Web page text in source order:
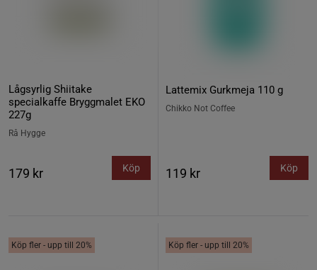
Lågsyrlig Shiitake
specialkaffe Bryggmalet EKO
227g
Rå Hygge
179 kr Köp
Lattemix Gurkmeja 110 g
Chikko Not Coffee
119 kr Köp
Köp fler - upp till 20% Köp fler - upp till 20%